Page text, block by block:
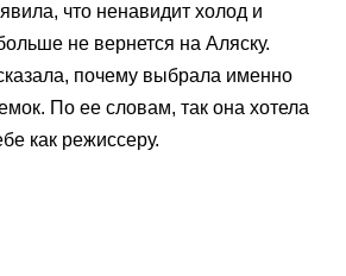
что ненавидит холод и
не вернется на Аляску.
почему выбрала именно
По ее словам, так она хотела
как режиссеру.